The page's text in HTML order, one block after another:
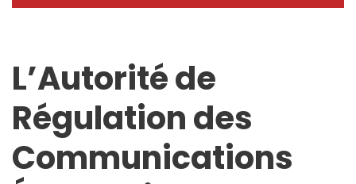
L’Autorité de
Régulation des
Communications